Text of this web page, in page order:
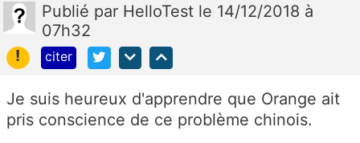
Publié par HelloTest le 14/12/2018 à
07h32
!
citer
Je suis heureux d'apprendre que Orange ait
pris conscience de ce problème chinois.